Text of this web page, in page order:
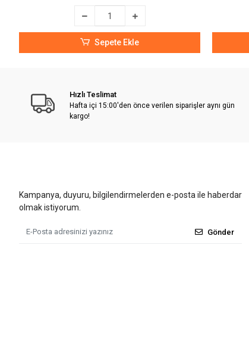
Sepete Ekle
Hızlı Teslimat
Hafta içi 15:00'den önce verilen siparişler aynı gün
kargo!
Kampanya, duyuru, bilgilendirmelerden e-posta ile haberdar
olmak istiyorum.
Gönder